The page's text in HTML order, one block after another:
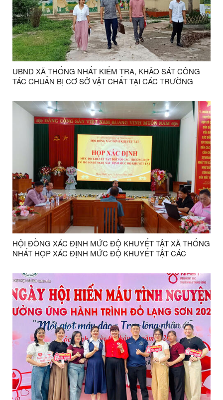
UBND XÃ THỐNG NHẤT KIỂM TRA, KHẢO SÁT CÔNG
TÁC CHUẨN BỊ CƠ SỞ VẬT CHẤT TẠI CÁC TRƯỜNG
HỘI ĐỒNG XÁC ĐỊNH MỨC ĐỘ KHUYẾT TẬT XÃ THỐNG
NHẤT HỌP XÁC ĐỊNH MỨC ĐỘ KHUYẾT TẬT CÁC